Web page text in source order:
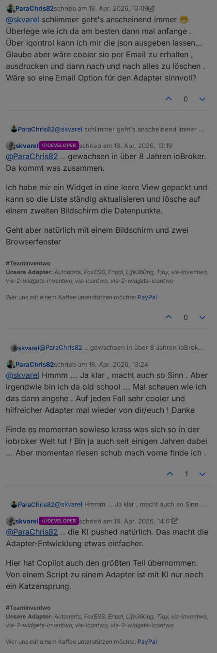
Offline
ParaChris82schrieb am 18. Apr. 2026, 13:09
zuletzt editiert von ParaChris82
@skvarel schlimmer geht's anscheinend immer 😁
Überlege wie ich da am besten dann mal anfange .
Über iqontrol kann ich mir die json ausgeben lassen...
Glaube aber wäre cooler sie per Email zu erhalten ,
ausdrucken und dann nach und nach alles zu löschen .
Wäre so eine Email Option für den Adapter sinnvoll?
0
ParaChris82@skvarel schlimmer geht's anscheinend immer 😁
. Über iqontrol kann ich mir die json ausgeben
lassen... Glaube aber wäre cooler sie per Email zu
erhalten , ausdrucken und dann nach und nach
den Adapter sinnvoll?
Offline
skvarel DEVELOPER schrieb am 18. Apr. 2026, 13:19
zuletzt editiert von
@ParaChris82 .. gewachsen in über 8 Jahren ioBroker.
Da kommt was zusammen.
Ich habe mir ein Widget in eine leere View gepackt und
kann so die Liste ständig aktualisieren und lösche auf
einem zweiten Bildschirm die Datenpunkte.
Geht aber natürlich mit einem Bildschirm und zwei
Browserfenster
#TeamInventwo
Unsere Adapter: Autodarts, FoxESS, Enpal, Life360ng, Tidy, vis-inventwo,
vis-2-widgets-inventwo, vis-icontwo, vis-2-widgets-icontwo
Wer uns mit einem Kaffee unterstützen möchte: PayPal
0
skvarel@ParaChris82 .. gewachsen in über 8 Jahren ioBroker.
Ich habe mir ein Widget in eine leere View gepackt und
kann so die Liste ständig aktualisieren und lösche auf
einem zweiten Bildschirm die Datenpunkte.
Geht aber natürlich mit einem Bildschirm und zwei
Browserfenster
Offline
ParaChris82schrieb am 18. Apr. 2026, 13:24
zuletzt editiert von
@skvarel Hmmm ... Ja klar , macht auch so Sinn . Aber
irgendwie bin ich da old school ... Mal schauen wie ich
das dann angehe . Auf jeden Fall sehr cooler und
hilfreicher Adapter mal wieder von dir/euch ! Danke
Finde es momentan sowieso krass was sich so in der
iobroker Welt tut ! Bin ja auch seit einigen Jahren dabei
... Aber momentan riesen schub mach vorne finde ich .
1
ParaChris82@skvarel Hmmm ... Ja klar , macht auch so Sinn .
schauen wie ich das dann angehe . Auf jeden Fall
sehr cooler und hilfreicher Adapter mal wieder
von dir/euch ! Danke
Finde es momentan sowieso krass was sich so in
der iobroker Welt tut ! Bin ja auch seit einigen
Jahren dabei ... Aber momentan riesen schub
mach vorne finde ich .
Offline
skvarel DEVELOPER schrieb am 18. Apr. 2026, 14:01
zuletzt editiert von skvarel
@ParaChris82 .. die KI pushed natürlich. Das macht die
Adapter-Entwicklung etwas einfacher.
Hier hat Copilot auch den größten Teil übernommen.
Von einem Script zu einem Adapter ist mit KI nur noch
ein Katzensprung.
#TeamInventwo
Unsere Adapter: Autodarts, FoxESS, Enpal, Life360ng, Tidy, vis-inventwo,
vis-2-widgets-inventwo, vis-icontwo, vis-2-widgets-icontwo
Wer uns mit einem Kaffee unterstützen möchte: PayPal